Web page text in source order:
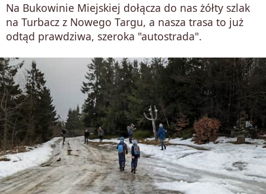
Na Bukowinie Miejskiej dołącza do nas żółty szlak
na Turbacz z Nowego Targu, a nasza trasa to już
odtąd prawdziwa, szeroka "autostrada".